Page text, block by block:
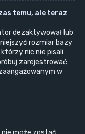
temu, ale teraz
dezaktywował lub
rozmiar bazy
nic nie pisali
zarejestrować
w